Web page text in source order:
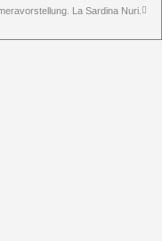
La Sardina Nuri.